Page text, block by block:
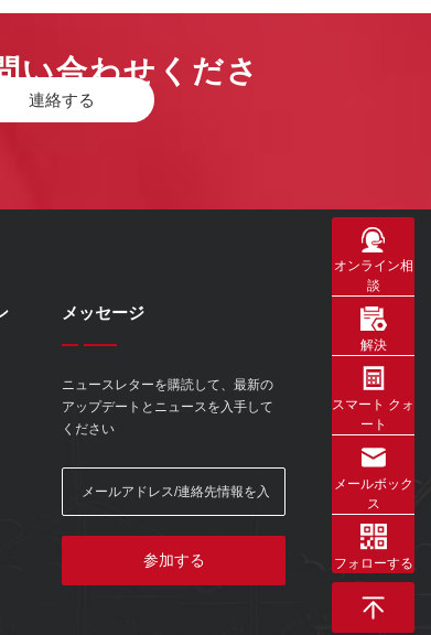
い合わせくださ
連絡する
メッセージ
ニュースレターを購読して、最新の
アップデートとニュースを入手して
ください
参加する
オンライン相
談
解決
スマート クォ
ート
メールボック
ス
フォローする